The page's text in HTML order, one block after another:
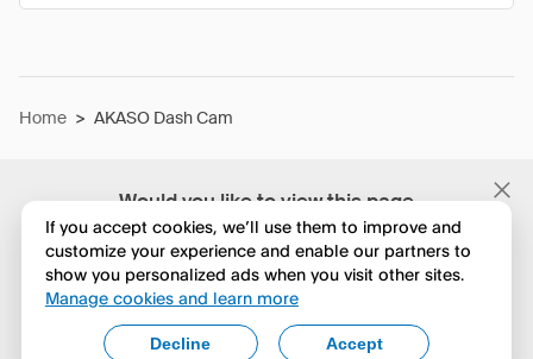
Would you like to view this page
in English?
No, continua a esplorare
Yes, change to English
Home > AKASO Dash Cam
If you accept cookies, we’ll use them to improve and
customize your experience and enable our partners to
show you personalized ads when you visit other sites.
Manage cookies and learn more
Accept
Decline